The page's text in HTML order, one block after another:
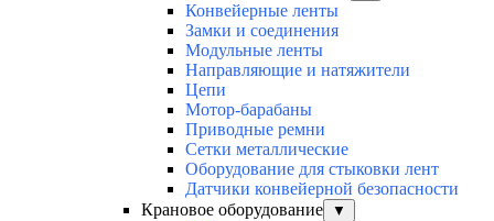
Конвейерные ленты
Замки и соединения
Модульные ленты
Направляющие и натяжители
Цепи
Мотор-барабаны
Приводные ремни
Сетки металлические
Оборудование для стыковки лент
Датчики конвейерной безопасности
Крановое оборудование
▼